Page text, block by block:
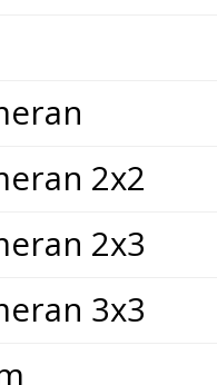
2x2
2x3
3x3